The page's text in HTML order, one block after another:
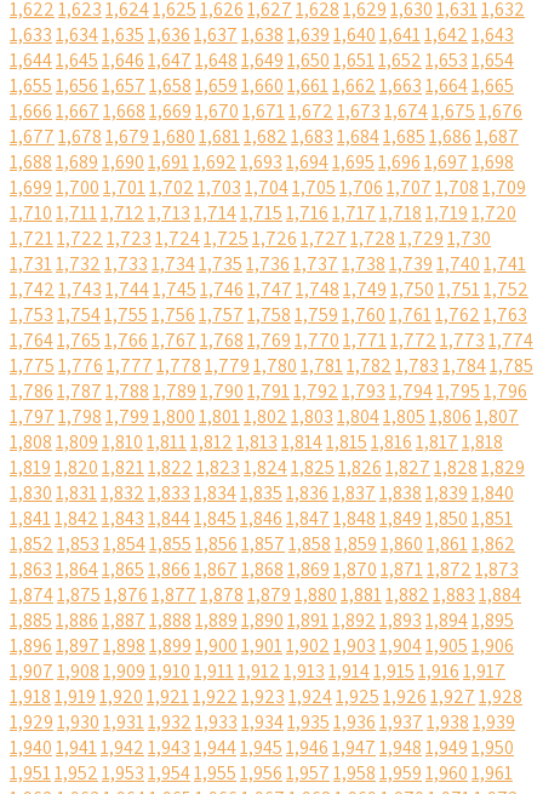
1,6221,6231,6241,6251,6261,6271,6281,6291,6301,6311,632
1,6331,6341,6351,6361,6371,6381,6391,6401,6411,6421,643
1,6441,6451,6461,6471,6481,6491,6501,6511,6521,6531,654
1,6551,6561,6571,6581,6591,6601,6611,6621,6631,6641,665
1,6661,6671,6681,6691,6701,6711,6721,6731,6741,6751,676
1,6771,6781,6791,6801,6811,6821,6831,6841,6851,6861,687
1,6881,6891,6901,6911,6921,6931,6941,6951,6961,6971,698
1,6991,7001,7011,7021,7031,7041,7051,7061,7071,7081,709
1,7101,7111,7121,7131,7141,7151,7161,7171,7181,7191,720
1,7211,7221,7231,7241,7251,7261,7271,7281,7291,730
1,7311,7321,7331,7341,7351,7361,7371,7381,7391,7401,741
1,7421,7431,7441,7451,7461,7471,7481,7491,7501,7511,752
1,7531,7541,7551,7561,7571,7581,7591,7601,7611,7621,763
1,7641,7651,7661,7671,7681,7691,7701,7711,7721,7731,774
1,7751,7761,7771,7781,7791,7801,7811,7821,7831,7841,785
1,7861,7871,7881,7891,7901,7911,7921,7931,7941,7951,796
1,7971,7981,7991,8001,8011,8021,8031,8041,8051,8061,807
1,8081,8091,8101,8111,8121,8131,8141,8151,8161,8171,818
1,8191,8201,8211,8221,8231,8241,8251,8261,8271,8281,829
1,8301,8311,8321,8331,8341,8351,8361,8371,8381,8391,840
1,8411,8421,8431,8441,8451,8461,8471,8481,8491,8501,851
1,8521,8531,8541,8551,8561,8571,8581,8591,8601,8611,862
1,8631,8641,8651,8661,8671,8681,8691,8701,8711,8721,873
1,8741,8751,8761,8771,8781,8791,8801,8811,8821,8831,884
1,8851,8861,8871,8881,8891,8901,8911,8921,8931,8941,895
1,8961,8971,8981,8991,9001,9011,9021,9031,9041,9051,906
1,9071,9081,9091,9101,9111,9121,9131,9141,9151,9161,917
1,9181,9191,9201,9211,9221,9231,9241,9251,9261,9271,928
1,9291,9301,9311,9321,9331,9341,9351,9361,9371,9381,939
1,9401,9411,9421,9431,9441,9451,9461,9471,9481,9491,950
1,9511,9521,9531,9541,9551,9561,9571,9581,9591,9601,961